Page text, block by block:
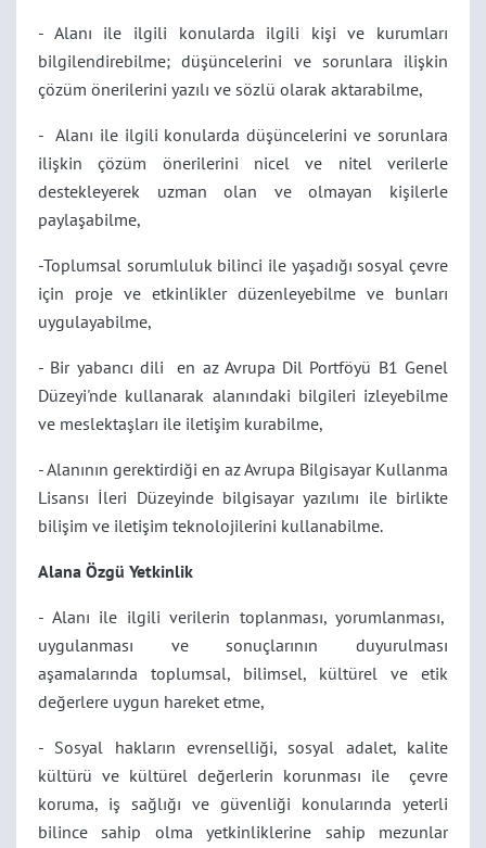
- Alanı ile ilgili konularda ilgili kişi ve kurumları
bilgilendirebilme; düşüncelerini ve sorunlara ilişkin
çözüm önerilerini yazılı ve sözlü olarak aktarabilme,
- Alanı ile ilgili konularda düşüncelerini ve sorunlara
ilişkin çözüm önerilerini nicel ve nitel verilerle
destekleyerek uzman olan ve olmayan kişilerle
paylaşabilme,
-Toplumsal sorumluluk bilinci ile yaşadığı sosyal çevre
için proje ve etkinlikler düzenleyebilme ve bunları
uygulayabilme,
- Bir yabancı dili en az Avrupa Dil Portföyü B1 Genel
Düzeyi'nde kullanarak alanındaki bilgileri izleyebilme
ve meslektaşları ile iletişim kurabilme,
- Alanının gerektirdiği en az Avrupa Bilgisayar Kullanma
Lisansı İleri Düzeyinde bilgisayar yazılımı ile birlikte
bilişim ve iletişim teknolojilerini kullanabilme.
Alana Özgü Yetkinlik
- Alanı ile ilgili verilerin toplanması, yorumlanması,
uygulanması ve sonuçlarının duyurulması
aşamalarında toplumsal, bilimsel, kültürel ve etik
değerlere uygun hareket etme,
- Sosyal hakların evrenselliği, sosyal adalet, kalite
kültürü ve kültürel değerlerin korunması ile çevre
koruma, iş sağlığı ve güvenliği konularında yeterli
bilince sahip olma yetkinliklerine sahip mezunlar